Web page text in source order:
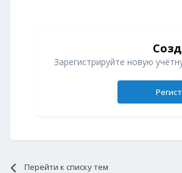
Зарегистрируйте новую
Перейти к списку тем